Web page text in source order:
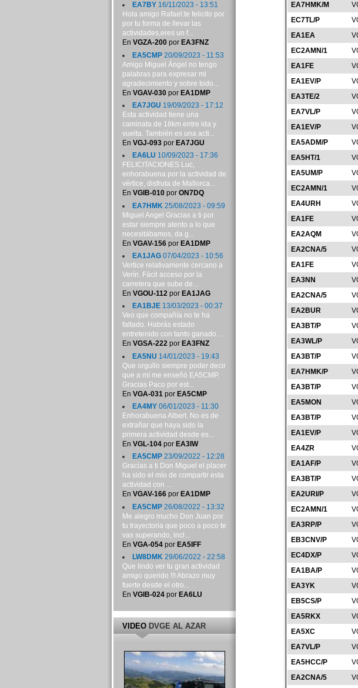
EA7HMK/M
EC7TL/P
EA1EA
EC2AMN/1
EA1FE
EA1EV/P
EA3TE/2
EA7VL/P
EA1EV/P
EA5ADM/P
EA5HT/1
EA5UM/P
EC2AMN/1
EA4URH
EA1FE
EA2AQM
EA2CNA/5
EA1FE
EA3NN
EA2CNA/5
EA2BUR
EA3BT/P
EA3WL/P
EA3BT/P
EA7HMK/P
EA3BT/P
EA5MON
EA3BT/P
EA1EV/P
EA4ZR
EA1AF/P
EA3BT/P
EA2URI/P
EC2AMN/1
EA3RP/P
EB3CNV/P
EC4DX/P
EA1BA/P
EA3YK
EB5CS/P
EA5RKX
EA5XC
EA7VL/P
EA5HCC/P
EA2CNA/5
EA7BY16/11/2023 - 13:51
Hola amigo Rafael:te felicito por
por tu forma de llevar las
actividades,eres un f...
En VGZA-200por EA3FNZ
EA5CMP20/09/2023 - 11:53
Amigo Miguel Ángel no tengo
palabras para expresar mi
agradecimiento y sobre todo...
En VGAV-030por EA1DMP
EA7JGU 19/09/2023 - 17:12
Esta actividad tiene una
caminata de 18km entre ida y
vuelta. También es una acti...
En VGJ-093por EA7JGU
EA6LU 10/09/2023 - 17:36
FELICITACIONES Luc,
enhorabuena por la actividad de
vértice, disfruta de Mallorca...
En VGIB-010por ON7DQ
EA7HMK 25/08/2023 - 09:59
Miguel Angel Gracias a ti por
estar siempre atento a lo que
necesitábamos, da g...
En VGAV-156por EA1DMP
EA1JAG07/04/2023 - 10:56
Vertice relativamente cercano a
Verín. Fácil acceso por la
carretera que sube de...
En VGOU-112por EA1JAG
EA1BJE13/03/2023 - 00:37
Veo que compañía no te ha
faltado. Habrás estado
entretenido con tanto ganado. ...
En VGSA-222por EA3FNZ
EA5NU 14/01/2023 - 19:43
Que orgullo siempre poder decir
que a mí me enseñó EA5CMP.
Gracias Paco por est...
En VGA-031 por EA5CMP
EA4MY06/01/2023 - 11:30
Enhorabuena Albert. No es de
extrañar que haya sido la
primera actividad desde es...
En VGL-104por EA3IW
EA5CMP23/09/2022 - 12:28
Gracias a ti Don Miguel el placer
ha sido el mío de compartir esta
actividad con ...
En VGAV-166por EA1DMP
EA5CMP26/08/2022 - 13:32
Me alegro mucho Don Juan por
tu trayectoria que poco a poco te
vas superando, incl...
En VGA-054por EA5IFF
LW8DMK29/06/2022 - 22:58
Que lindo ver tu gran actividad
amigo querido !!! Abrazo muy
fuerte desde el otro...
En VGIB-024por EA6LU
VIDEODVGE AL AZAR